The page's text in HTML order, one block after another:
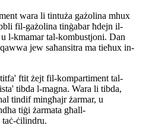
wara li tintuża gażolina mhux
fil-gażolina tinġabar ħdejn il-
l-kmamar tal-kombustjoni. Dan
jew saħansitra ma tieħux in-
ftit żejt fil-kompartiment tal-
tibda l-magna. Wara li tibda,
tindif mingħajr żarmar, u
tiġi żarmata għall-
taċ-ċilindru.